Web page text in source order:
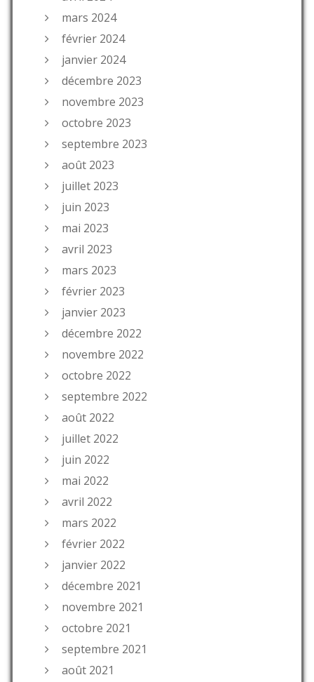
mars 2024
février 2024
janvier 2024
décembre 2023
novembre 2023
octobre 2023
septembre 2023
août 2023
juillet 2023
juin 2023
mai 2023
avril 2023
mars 2023
février 2023
janvier 2023
décembre 2022
novembre 2022
octobre 2022
septembre 2022
août 2022
juillet 2022
juin 2022
mai 2022
avril 2022
mars 2022
février 2022
janvier 2022
décembre 2021
novembre 2021
octobre 2021
septembre 2021
août 2021